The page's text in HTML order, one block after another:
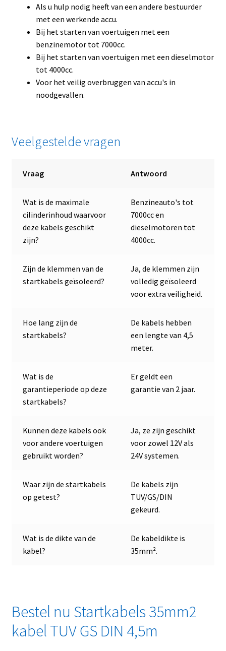
Als u hulp nodig heeft van een andere bestuurder
met een werkende accu.
Bij het starten van voertuigen met een
benzinemotor tot 7000cc.
Bij het starten van voertuigen met een dieselmotor
tot 4000cc.
Voor het veilig overbruggen van accu's in
noodgevallen.
Veelgestelde vragen
Vraag Antwoord
Wat is de maximale
cilinderinhoud waarvoor
deze kabels geschikt
zijn?
Benzineauto's tot
7000cc en
dieselmotoren tot
4000cc.
Zijn de klemmen van de
startkabels geïsoleerd?
Ja, de klemmen zijn
volledig geïsoleerd
voor extra veiligheid.
Hoe lang zijn de
startkabels?
De kabels hebben
een lengte van 4,5
meter.
Wat is de
garantieperiode op deze
startkabels?
Er geldt een
garantie van 2 jaar.
Kunnen deze kabels ook
voor andere voertuigen
gebruikt worden?
Ja, ze zijn geschikt
voor zowel 12V als
24V systemen.
Waar zijn de startkabels
op getest?
De kabels zijn
TUV/GS/DIN
gekeurd.
Wat is de dikte van de
kabel?
De kabeldikte is
35mm².
Bestel nu Startkabels 35mm2
kabel TUV GS DIN 4,5m